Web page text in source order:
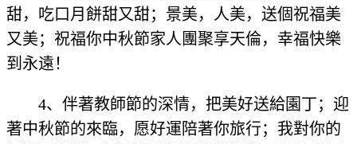
甜，吃口月餅甜又甜；景美，人美，送個祝福美
又美；祝福你中秋節家人團聚享天倫，幸福快樂
到永遠！
4、伴著教師節的深情，把美好送給園丁；迎
著中秋節的來臨，愿好運陪著你旅行；我對你的